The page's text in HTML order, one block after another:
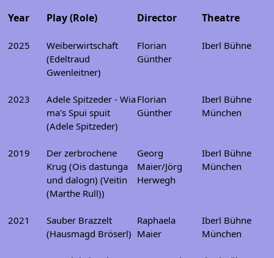
Year Play (Role) Director Theatre
2025
Weiberwirtschaft
(Edeltraud
Gwenleitner)
Florian
Günther
Iberl Bühne
2023
Adele Spitzeder - Wia
ma's Spui spuit
(Adele Spitzeder)
Florian
Günther
Iberl Bühne
München
2019
Der zerbrochene
Krug (Ois dastunga
und dalogn) (Veitin
(Marthe Rull))
Georg
Maier/Jörg
Herwegh
Iberl Bühne
München
2021
Sauber Brazzelt
(Hausmagd Bröserl)
Raphaela
Maier
Iberl Bühne
München